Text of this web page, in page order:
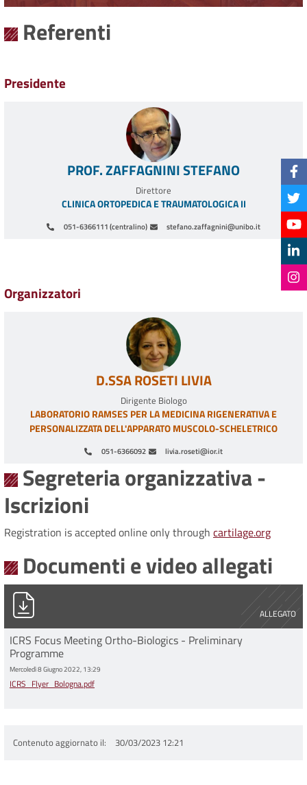
Referenti
Presidente
051-6366111 (centralino) stefano.zaffagnini@unibo.it
PROF. ZAFFAGNINI STEFANO
Direttore
CLINICA ORTOPEDICA E TRAUMATOLOGICA II
Organizzatori
051-6366092 livia.roseti@ior.it
D.SSA ROSETI LIVIA
Dirigente Biologo
LABORATORIO RAMSES PER LA MEDICINA RIGENERATIVA E
PERSONALIZZATA DELL'APPARATO MUSCOLO-SCHELETRICO
Segreteria organizzativa -
Iscrizioni
Registration is accepted online only through cartilage.org
Documenti e video allegati
ALLEGATO
ICRS_Flyer_Bologna.pdf
ICRS Focus Meeting Ortho-Biologics - Preliminary
Programme
Mercoledì 8 Giugno 2022, 13:29
ICRS_Flyer_Bologna.pdf
Contenuto aggiornato il 30/03/2023 12:21